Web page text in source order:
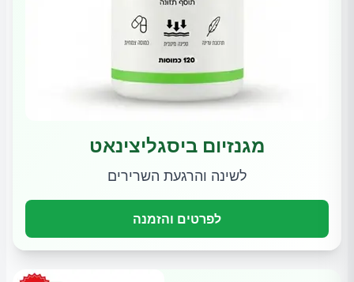
מגנזיום ביסגליצינאט
לשינה והרגעת השרירים
לפרטים והזמנה